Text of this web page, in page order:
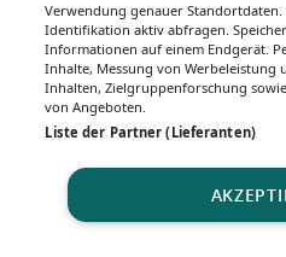
Verwendung genauer
Identifikation aktiv abfragen.
Informationen auf einem Endgerät.
Inhalte, Messung von Werbeleistung
Inhalten, Zielgruppenforschung
von Angeboten.
Liste der Partner (Lieferanten)